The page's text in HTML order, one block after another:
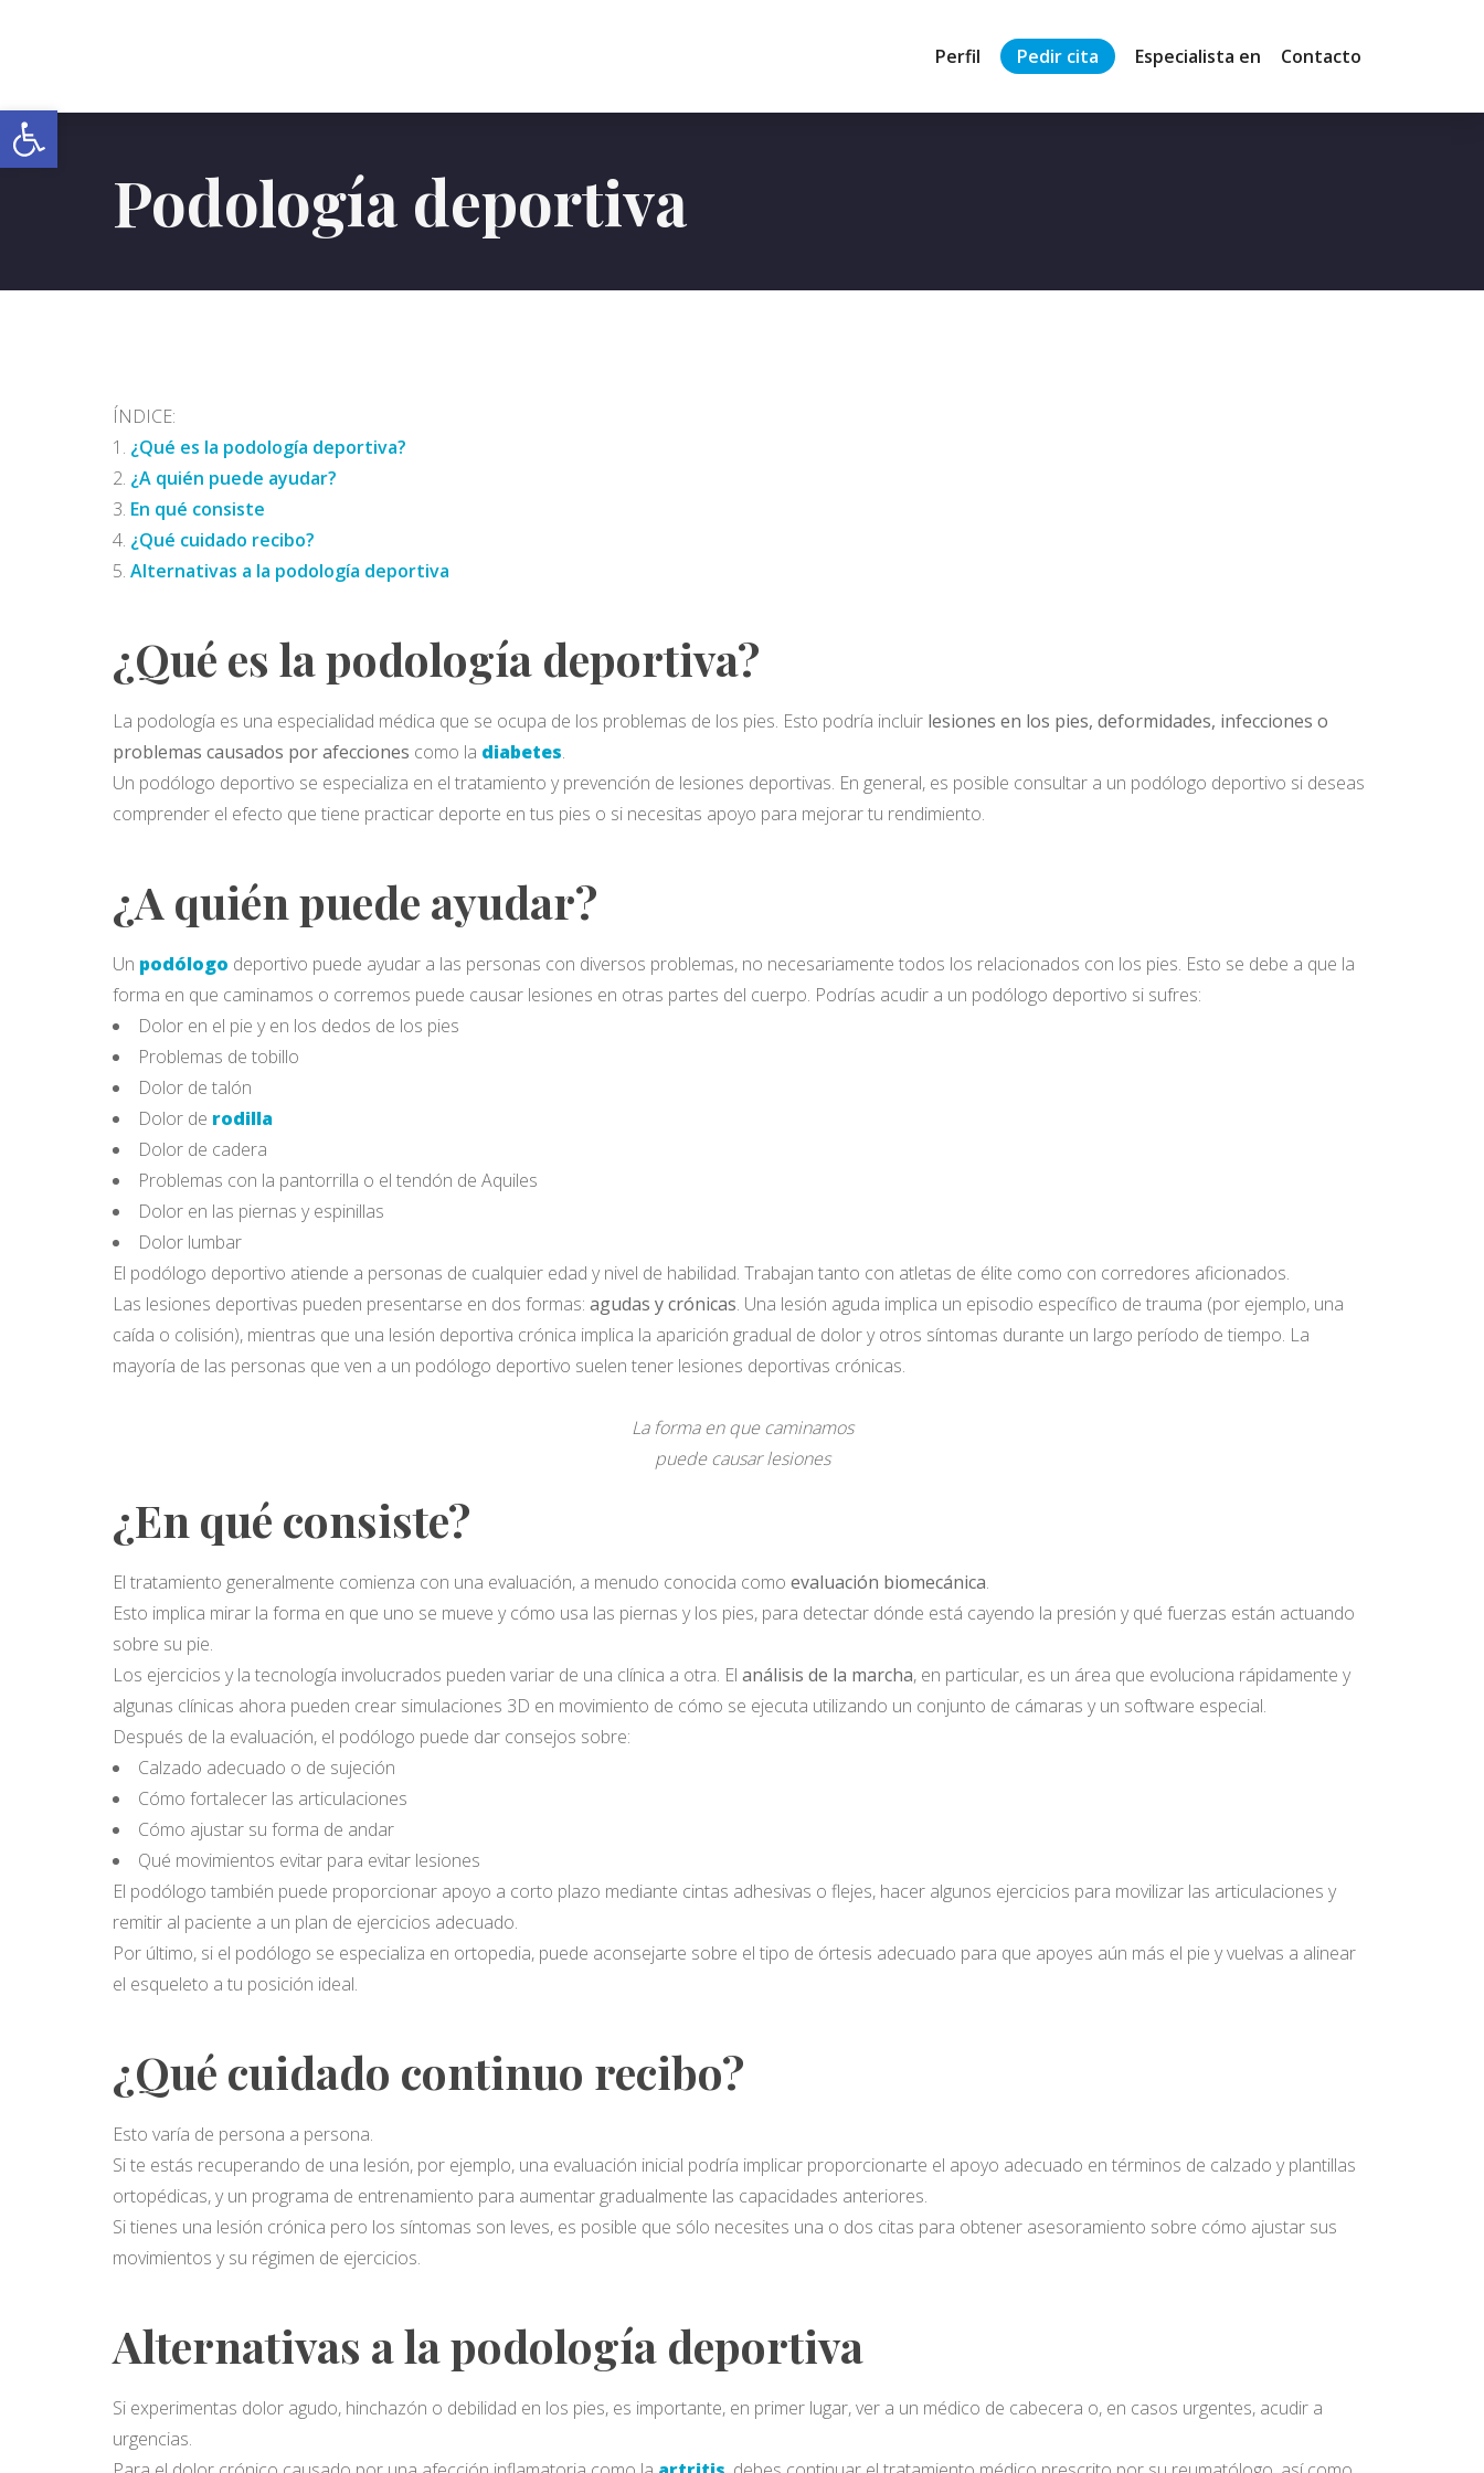
Abrir barra de herramientas
Perfil Pedir cita Especialista en Contacto
Podología deportiva
ÍNDICE:
¿Qué es la podología deportiva?
¿A quién puede ayudar?
En qué consiste
¿Qué cuidado recibo?
Alternativas a la podología deportiva
¿Qué es la podología deportiva?
La podología es una especialidad médica que se ocupa de los problemas de los pies. Esto podría incluir lesiones en los pies, deformidades, infecciones o
problemas causados por afecciones como la diabetes.
Un podólogo deportivo se especializa en el tratamiento y prevención de lesiones deportivas. En general, es posible consultar a un podólogo deportivo si deseas
comprender el efecto que tiene practicar deporte en tus pies o si necesitas apoyo para mejorar tu rendimiento.
¿A quién puede ayudar?
Un podólogo deportivo puede ayudar a las personas con diversos problemas, no necesariamente todos los relacionados con los pies. Esto se debe a que la
forma en que caminamos o corremos puede causar lesiones en otras partes del cuerpo. Podrías acudir a un podólogo deportivo si sufres:
Dolor en el pie y en los dedos de los pies
Problemas de tobillo
Dolor de talón
Dolor de rodilla
Dolor de cadera
Problemas con la pantorrilla o el tendón de Aquiles
Dolor en las piernas y espinillas
Dolor lumbar
El podólogo deportivo atiende a personas de cualquier edad y nivel de habilidad. Trabajan tanto con atletas de élite como con corredores aficionados.
Las lesiones deportivas pueden presentarse en dos formas: agudas y crónicas. Una lesión aguda implica un episodio específico de trauma (por ejemplo, una
caída o colisión), mientras que una lesión deportiva crónica implica la aparición gradual de dolor y otros síntomas durante un largo período de tiempo. La
mayoría de las personas que ven a un podólogo deportivo suelen tener lesiones deportivas crónicas.
La forma en que caminamos
puede causar lesiones
¿En qué consiste?
El tratamiento generalmente comienza con una evaluación, a menudo conocida como evaluación biomecánica.
Esto implica mirar la forma en que uno se mueve y cómo usa las piernas y los pies, para detectar dónde está cayendo la presión y qué fuerzas están actuando
sobre su pie.
Los ejercicios y la tecnología involucrados pueden variar de una clínica a otra. El análisis de la marcha, en particular, es un área que evoluciona rápidamente y
algunas clínicas ahora pueden crear simulaciones 3D en movimiento de cómo se ejecuta utilizando un conjunto de cámaras y un software especial.
Después de la evaluación, el podólogo puede dar consejos sobre:
Calzado adecuado o de sujeción
Cómo fortalecer las articulaciones
Cómo ajustar su forma de andar
Qué movimientos evitar para evitar lesiones
El podólogo también puede proporcionar apoyo a corto plazo mediante cintas adhesivas o flejes, hacer algunos ejercicios para movilizar las articulaciones y
remitir al paciente a un plan de ejercicios adecuado.
Por último, si el podólogo se especializa en ortopedia, puede aconsejarte sobre el tipo de órtesis adecuado para que apoyes aún más el pie y vuelvas a alinear
el esqueleto a tu posición ideal.
¿Qué cuidado continuo recibo?
Esto varía de persona a persona.
Si te estás recuperando de una lesión, por ejemplo, una evaluación inicial podría implicar proporcionarte el apoyo adecuado en términos de calzado y plantillas
ortopédicas, y un programa de entrenamiento para aumentar gradualmente las capacidades anteriores.
Si tienes una lesión crónica pero los síntomas son leves, es posible que sólo necesites una o dos citas para obtener asesoramiento sobre cómo ajustar sus
movimientos y su régimen de ejercicios.
Alternativas a la podología deportiva
Si experimentas dolor agudo, hinchazón o debilidad en los pies, es importante, en primer lugar, ver a un médico de cabecera o, en casos urgentes, acudir a
urgencias.